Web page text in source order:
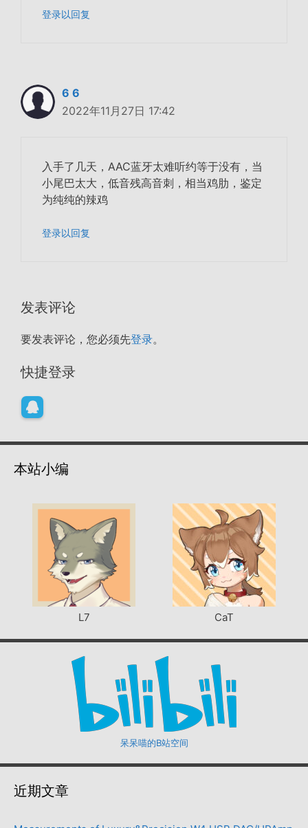
登录以回复
6 6
2022年11月27日 17:42
入手了几天，AAC蓝牙太难听约等于没有，当
小尾巴太大，低音残高音刺，相当鸡肋，鉴定
为纯纯的辣鸡
登录以回复
发表评论
要发表评论，您必须先登录。
快捷登录
本站小编
L7 CaT
呆呆喵的B站空间
近期文章